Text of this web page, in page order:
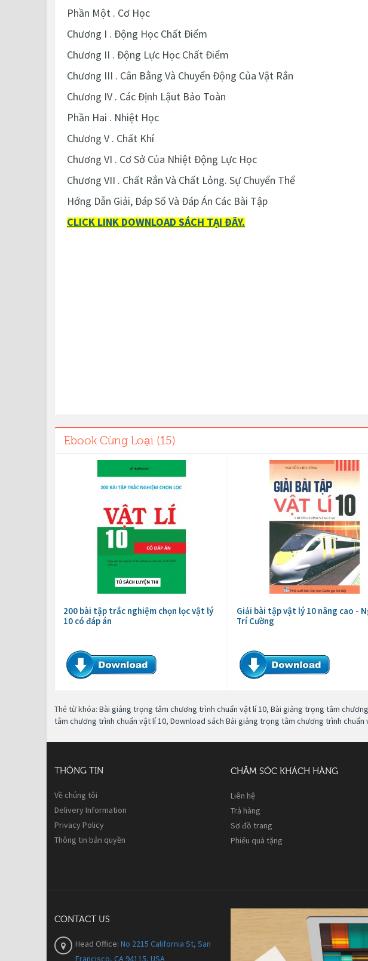
Phần Một . Cơ Học
Chương I . Động Học Chất Điểm
Chương II . Động Lực Học Chất Điểm
Chương III . Cân Bằng Và Chuyển Động Của Vật Rắn
Chương IV . Các Định Lậut Bảo Toàn
Phần Hai . Nhiệt Học
Chương V . Chất Khí
Chương VI . Cơ Sở Của Nhiệt Động Lực Học
Chương VII . Chất Rắn Và Chất Lỏng. Sự Chuyển Thể
Hớng Dẫn Giải, Đáp Số Và Đáp Án Các Bài Tập
CLICK LINK DOWNLOAD SÁCH TẠI ĐÂY.
Ebook Cùng Loại (15)
200 bài tập trắc nghiệm chọn lọc vật lý
10 có đáp án
Giải bài tập vật lý 10 nâng cao -
Trí Cường
Thẻ từ khóa: Bài giảng trọng tâm chương trình chuẩn vật lí 10, Bài giảng trọng tâm
tâm chương trình chuẩn vật lí 10, Download sách Bài giảng trọng tâm chương trình chuẩn
THÔNG TIN
Về chúng tôi
Delivery Information
Privacy Policy
Thông tin bản quyền
CHĂM SÓC KHÁCH HÀNG
Liên hệ
Trả hàng
Sơ đồ trang
Phiếu quà tặng
CONTACT US
Head Office: No 2215 California St, San
Francisco, CA 94115, USA